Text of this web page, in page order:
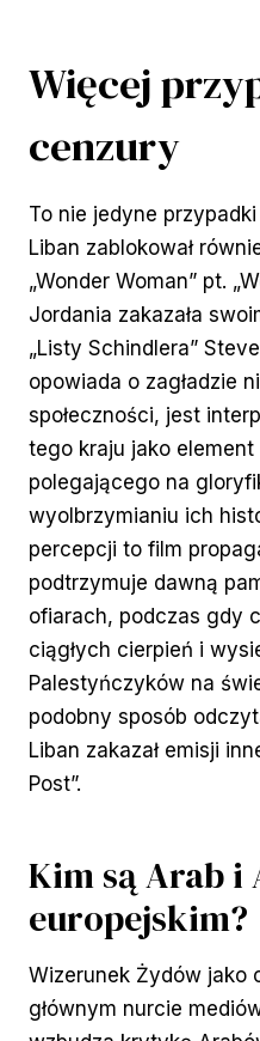
Więcej
cenzury
To nie jedyne
Liban zablokował
„Wonder Woman” pt.
Jordania zakazała
„Listy Schindlera”
opowiada o zagładzie
społeczności, jest
tego kraju jako
polegającego na
wyolbrzymianiu ich
percepcji to film
podtrzymuje dawną
ofiarach, podczas gdy
ciągłych cierpień i
Palestyńczyków na
podobny sposób
Liban zakazał emisji
Post”.
Kim są Arab
europejskim?
Wizerunek Żydów jako
głównym nurcie